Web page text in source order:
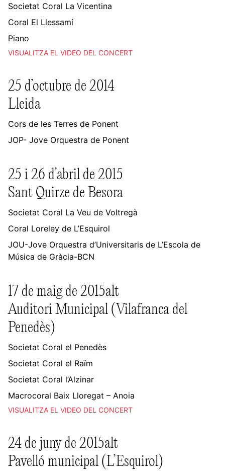
Societat Coral La Vicentina
Coral El Llessamí
Piano
VISUALITZA EL VIDEO DEL CONCERT
25 d’octubre de 2014
Lleida
Cors de les Terres de Ponent
JOP- Jove Orquestra de Ponent
25 i 26 d’abril de 2015
Sant Quirze de Besora
Societat Coral La Veu de Voltregà
Coral Loreley de L’Esquirol
JOU-Jove Orquestra d’Universitaris de L’Escola de
Música de Gràcia-BCN
17 de maig de 2015alt
Auditori Municipal (Vilafranca del
Penedès)
Societat Coral el Penedès
Societat Coral el Raïm
Societat Coral l’Alzinar
Macrocoral Baix Lloregat – Anoia
VISUALITZA EL VIDEO DEL CONCERT
24 de juny de 2015alt
Pavelló municipal (L’Esquirol)